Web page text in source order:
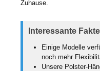
Zuhause.
Interessante
Einige Modelle
noch mehr
Unsere Polster-